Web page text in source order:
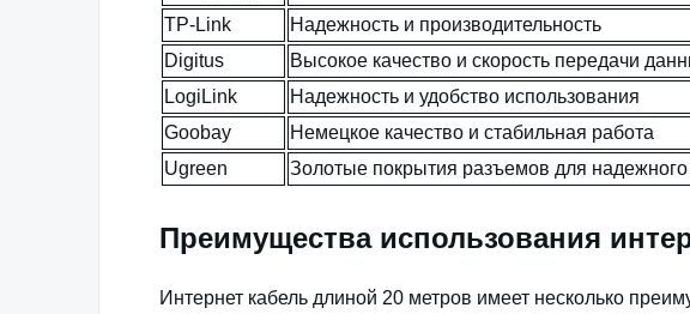
TP-Link
Надежность и производительность
Digitus
Высокое качество и скорость передачи
LogiLink
Надежность и удобство использования
Goobay
Немецкое качество и стабильная работа
Ugreen
Золотые покрытия разъемов для надежного
Преимущества использования
Интернет кабель длиной 20 метров имеет несколько